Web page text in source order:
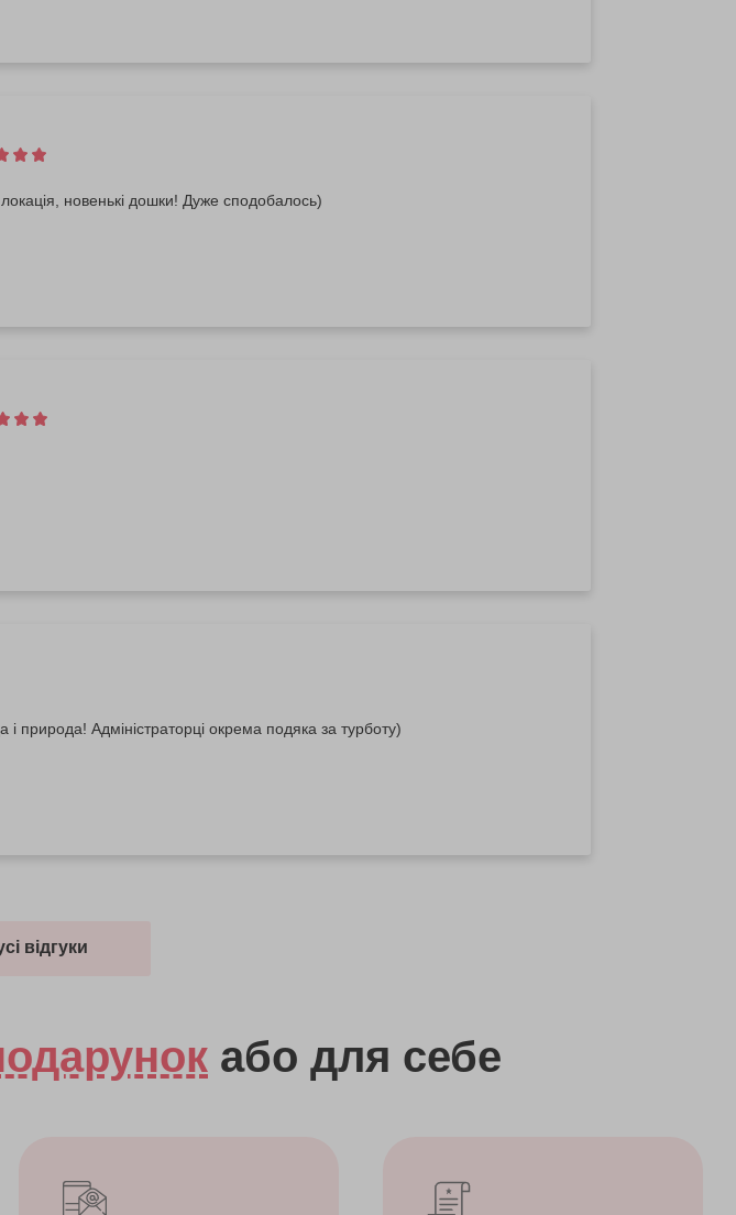
новенькі дошки! Дуже сподобалось)
природа! Адміністраторці окрема подяка за турботу)
відгуки
або для себе